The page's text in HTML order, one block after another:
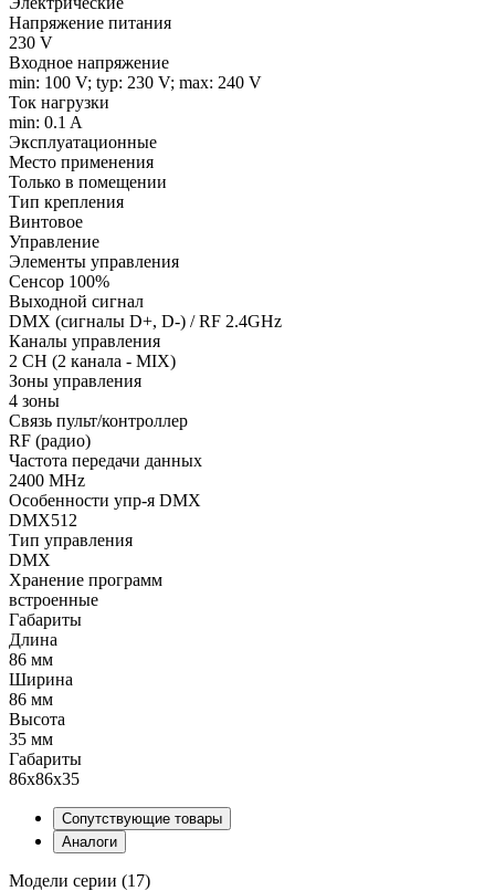
Напряжение питания
230 V
Входное напряжение
min: 100 V; typ: 230 V; max: 240 V
Ток нагрузки
min: 0.1 A
Эксплуатационные
Место применения
Только в помещении
Тип крепления
Винтовое
Управление
Элементы управления
Сенсор 100%
Выходной сигнал
DMX (сигналы D+, D-) / RF 2.4GHz
Каналы управления
2 CH (2 канала - MIX)
Зоны управления
4 зоны
Связь пульт/контроллер
RF (радио)
Частота передачи данных
2400 MHz
Особенности упр-я DMX
DMX512
Тип управления
DMX
Хранение программ
встроенные
Габариты
Длина
86 мм
Ширина
86 мм
Высота
35 мм
Габариты
86x86x35
Сопутствующие товары
Аналоги
Модели серии (17)